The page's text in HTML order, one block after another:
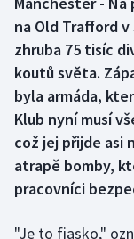
Box
Curling
Dostihy
Florbal
Futsal
na Old Trafford
zhruba 75 tisíc
koutů světa.
byla armáda,
Klub nyní musí
což jej přijde asi
atrapě bomby,
pracovníci
"Je to fiasko,"